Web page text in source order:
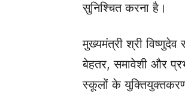
सुनिश्चित करना है।
मुख्यमंत्री श्री विष्णुदेव
बेहतर, समावेशी और
स्कूलों के युक्तियुक्तकरण